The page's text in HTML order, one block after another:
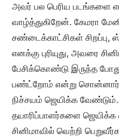
அவர் பல பெரிய படங்களை
வாழ்த்துகிறேன். கேமரா
சண்டைக்காட்சிகள்
எனக்கு புரியுது, அவரை
பேசிக்கொண்டு இருந்த
பண்ட்றோம் என்று சொன்னார்,
நிச்சயம் ஜெயிக்க
தயாரிப்பாளர்களை
சினிமாவில் வெற்றி